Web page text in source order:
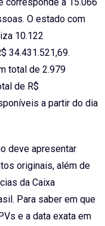
corresponde a 15.066
O estado com
10.122
34.431.521,69.
total de 2.979
de R$
a partir do dia
deve apresentar
originais, além de
da Caixa
Para saber em que
e a data exata em